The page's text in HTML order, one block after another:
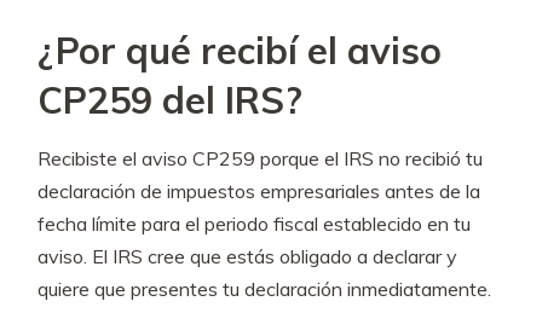
¿Por qué recibí el aviso
CP259 del IRS?
Recibiste el aviso CP259 porque el IRS no recibió tu
declaración de impuestos empresariales antes de la
fecha límite para el periodo fiscal establecido en tu
aviso. El IRS cree que estás obligado a declarar y
quiere que presentes tu declaración inmediatamente.